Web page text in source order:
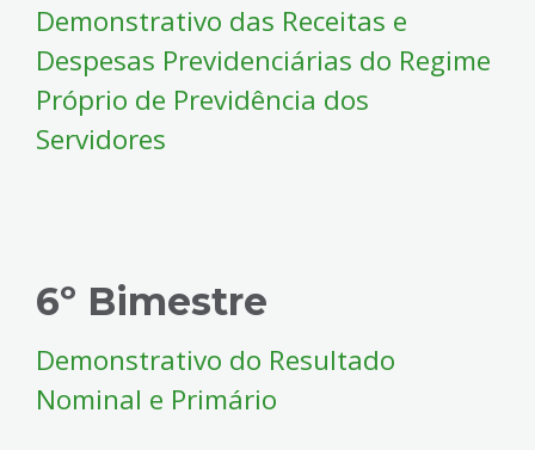
Demonstrativo das Receitas e
Despesas Previdenciárias do Regime
Próprio de Previdência dos
Servidores
6º Bimestre
Demonstrativo do Resultado
Nominal e Primário